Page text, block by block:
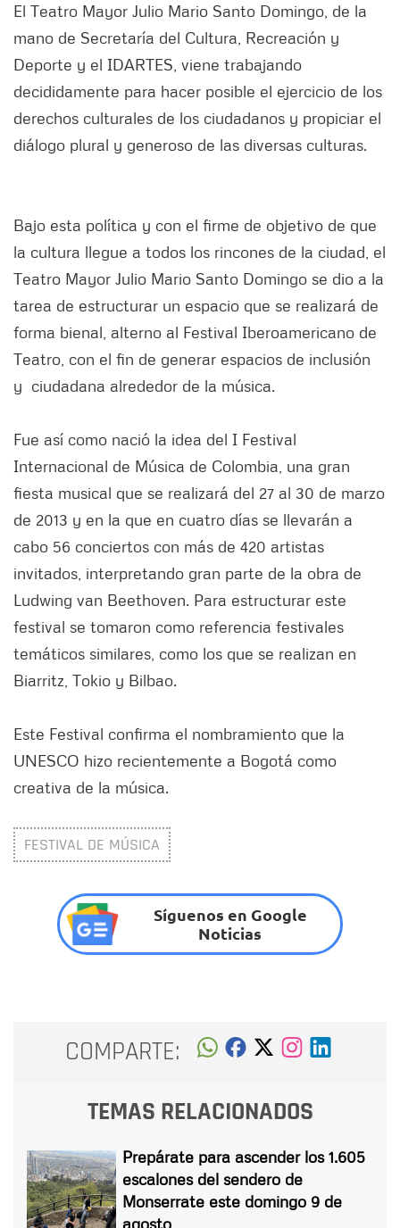
El Teatro Mayor Julio Mario Santo Domingo, de la
mano de Secretaría del Cultura, Recreación y
Deporte y el IDARTES, viene trabajando
decididamente para hacer posible el ejercicio de los
derechos culturales de los ciudadanos y propiciar el
diálogo plural y generoso de las diversas culturas.
Bajo esta política y con el firme de objetivo de que
la cultura llegue a todos los rincones de la ciudad, el
Teatro Mayor Julio Mario Santo Domingo se dio a la
tarea de estructurar un espacio que se realizará de
forma bienal, alterno al Festival Iberoamericano de
Teatro, con el fin de generar espacios de inclusión
y ciudadana alrededor de la música.
Fue así como nació la idea del I Festival
Internacional de Música de Colombia, una gran
fiesta musical que se realizará del 27 al 30 de marzo
de 2013 y en la que en cuatro días se llevarán a
cabo 56 conciertos con más de 420 artistas
invitados, interpretando gran parte de la obra de
Ludwing van Beethoven. Para estructurar este
festival se tomaron como referencia festivales
temáticos similares, como los que se realizan en
Biarritz, Tokio y Bilbao.
Este Festival confirma el nombramiento que la
UNESCO hizo recientemente a Bogotá como
creativa de la música.
FESTIVAL DE MÚSICA
Síguenos en Google
Noticias
COMPARTE:
TEMAS RELACIONADOS
Prepárate para ascender los 1.605
escalones del sendero de
Monserrate este domingo 9 de
agosto